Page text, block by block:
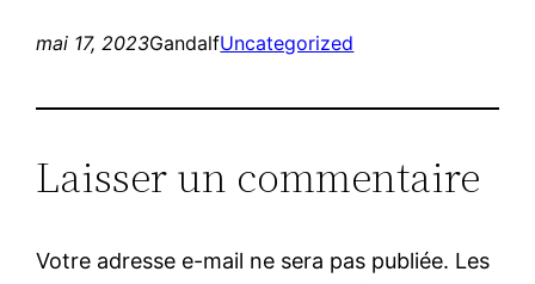
mai 17, 2023GandalfUncategorized
Laisser un commentaire
Votre adresse e-mail ne sera pas publiée. Les